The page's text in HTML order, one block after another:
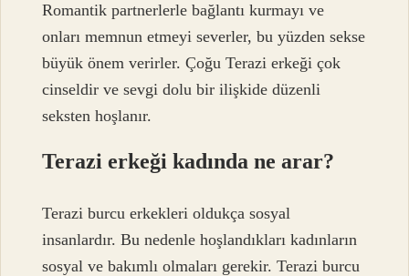
Romantik partnerlerle bağlantı kurmayı ve
onları memnun etmeyi severler, bu yüzden sekse
büyük önem verirler. Çoğu Terazi erkeği çok
cinseldir ve sevgi dolu bir ilişkide düzenli
seksten hoşlanır.
Terazi erkeği kadında ne arar?
Terazi burcu erkekleri oldukça sosyal
insanlardır. Bu nedenle hoşlandıkları kadınların
sosyal ve bakımlı olmaları gerekir. Terazi burcu